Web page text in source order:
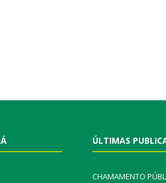
ÚLTIMAS
CHAMAMENTO